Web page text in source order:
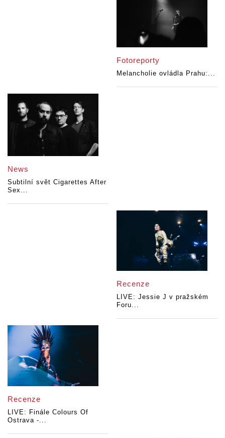
Fotoreporty
Melancholie ovládla Prahu:...
News
Subtilní svět Cigarettes After
Sex...
Recenze
LIVE: Jessie J v pražském
Foru...
Recenze
LIVE: Finále Colours Of
Ostrava -...